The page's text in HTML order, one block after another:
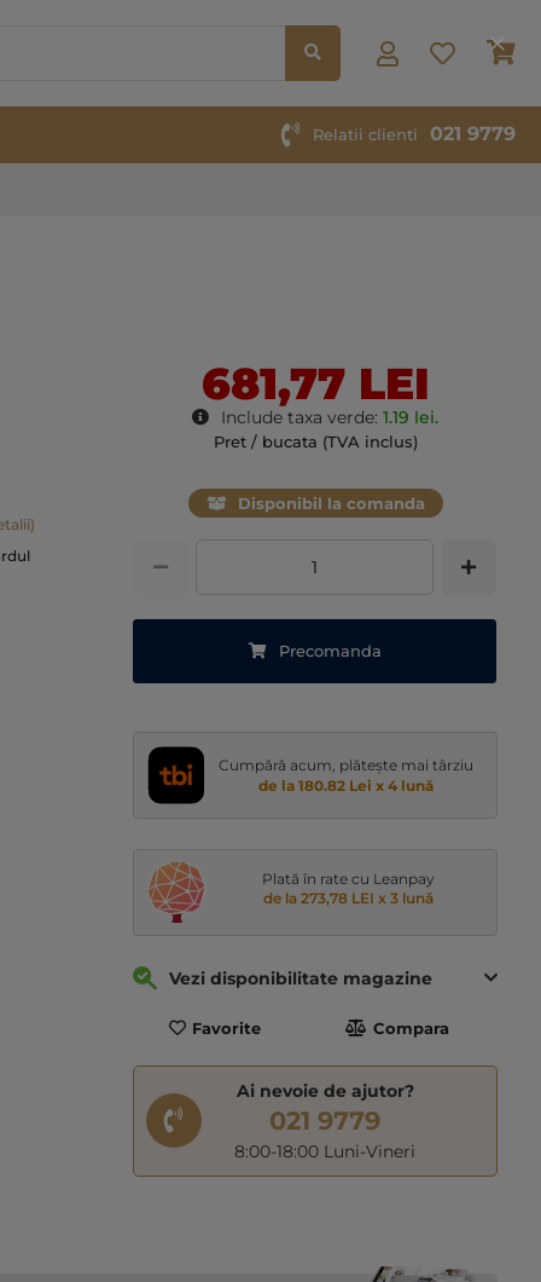
Relatii clienti 021 9779
681,77 LEI
Include taxa verde:1.19 lei.
Pret / bucata (TVA inclus)
Disponibil la comanda
Precomanda
Cumpără acum, plătește mai târziu
de la 180.82 Lei x 4 lună
Plată în rate cu Leanpay
de la 273,78 LEI x 3 lună
Vezi disponibilitate magazine
Favorite Compara
Ai nevoie de ajutor?
021 9779
8:00-18:00 Luni-Vineri
Close
Bar